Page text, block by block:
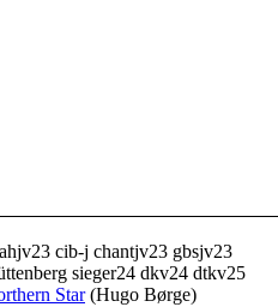
cib-j chantjv23 gbsjv23
sieger24 dkv24 dtkv25
Star(Hugo Børge)